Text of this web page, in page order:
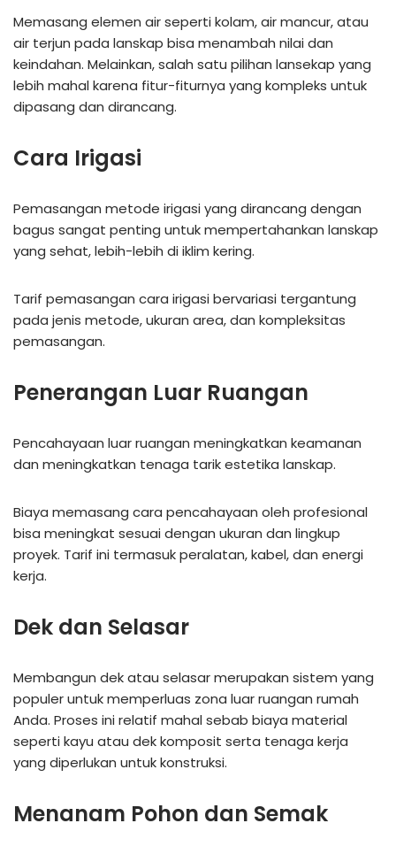
Memasang elemen air seperti kolam, air mancur, atau
air terjun pada lanskap bisa menambah nilai dan
keindahan. Melainkan, salah satu pilihan lansekap yang
lebih mahal karena fitur-fiturnya yang kompleks untuk
dipasang dan dirancang.
Cara Irigasi
Pemasangan metode irigasi yang dirancang dengan
bagus sangat penting untuk mempertahankan lanskap
yang sehat, lebih-lebih di iklim kering.
Tarif pemasangan cara irigasi bervariasi tergantung
pada jenis metode, ukuran area, dan kompleksitas
pemasangan.
Penerangan Luar Ruangan
Pencahayaan luar ruangan meningkatkan keamanan
dan meningkatkan tenaga tarik estetika lanskap.
Biaya memasang cara pencahayaan oleh profesional
bisa meningkat sesuai dengan ukuran dan lingkup
proyek. Tarif ini termasuk peralatan, kabel, dan energi
kerja.
Dek dan Selasar
Membangun dek atau selasar merupakan sistem yang
populer untuk memperluas zona luar ruangan rumah
Anda. Proses ini relatif mahal sebab biaya material
seperti kayu atau dek komposit serta tenaga kerja
yang diperlukan untuk konstruksi.
Menanam Pohon dan Semak